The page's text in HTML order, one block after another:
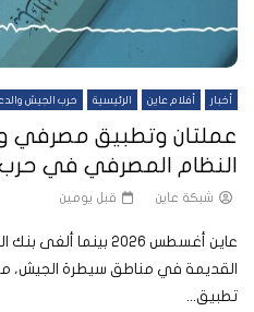
أخبار أفلام عاين الرئيسية حرب الجيش
عملتان وتطبيق
النظام المصرفي في
شبكة عاين قبل يومين
عاين أغسطس 2026
القديمة في مناطق سيطرة الجيش، ما
تطبيق...